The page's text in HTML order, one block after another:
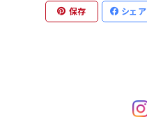
自然・動物・植物
保存 シェア